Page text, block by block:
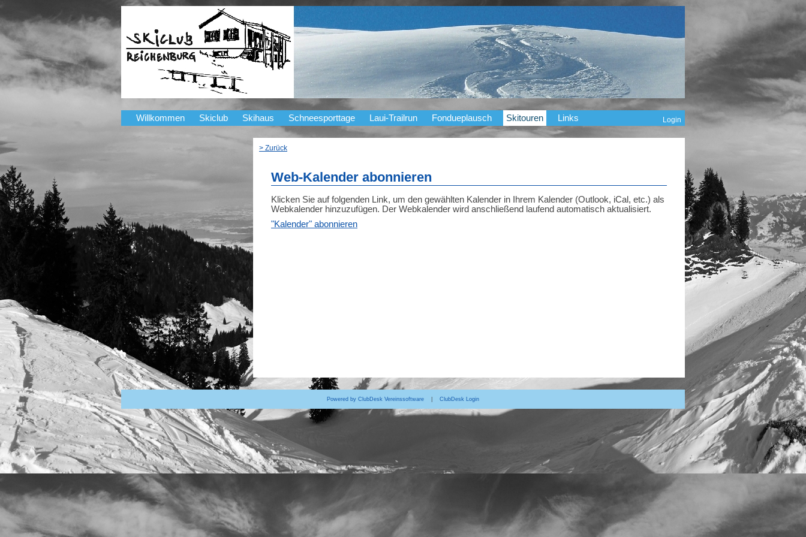
Willkommen Skiclub Skihaus Schneesporttage Laui-Trailrun Fondueplausch Skitouren Links Login
> Zurück
Web-Kalender abonnieren
Klicken Sie auf folgenden Link, um den gewählten Kalender in Ihrem Kalender (Outlook, iCal, etc.) als
Webkalender hinzuzufügen. Der Webkalender wird anschließend laufend automatisch aktualisiert.
"Kalender" abonnieren
Powered by ClubDesk Vereinssoftware| ClubDesk Login